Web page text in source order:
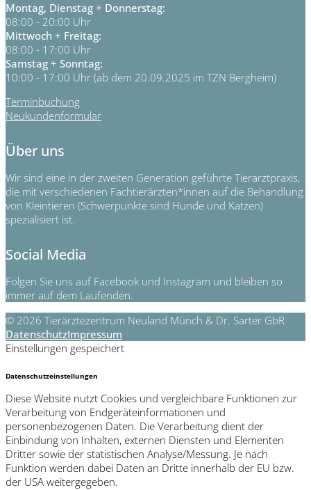
Montag, Dienstag + Donnerstag:
08:00 - 20:00 Uhr
Mittwoch + Freitag:
08:00 - 17:00 Uhr
Samstag + Sonntag:
10:00 - 17:00 Uhr (ab dem 20.09.2025 im TZN Bergheim)
Terminbuchung
Neukundenformular
Über uns
Wir sind eine in der zweiten Generation geführte Tierarztpraxis,
die mit verschiedenen Fachtierärzten*innen auf die Behandlung
von Kleintieren (Schwerpunkte sind Hunde und Katzen)
spezialisiert ist.
Social Media
Folgen Sie uns auf Facebook und Instagram und bleiben so
immer auf dem Laufenden.
© 2026 Tierärztezentrum Neuland Münch & Dr. Sarter GbR
DatenschutzImpressum
Einstellungen gespeichert
Datenschutzeinstellungen
Diese Website nutzt Cookies und vergleichbare Funktionen zur
Verarbeitung von Endgeräteinformationen und
personenbezogenen Daten. Die Verarbeitung dient der
Einbindung von Inhalten, externen Diensten und Elementen
Dritter sowie der statistischen Analyse/Messung. Je nach
Funktion werden dabei Daten an Dritte innerhalb der EU bzw.
der USA weitergegeben.